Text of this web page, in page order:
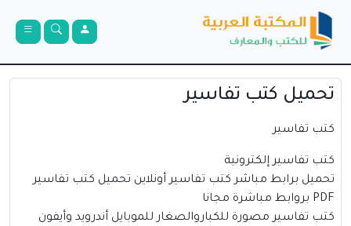
تحميل كتب تفاسير
كتب تفاسير
كتب تفاسير إلكترونية
تحميل برابط مباشر كتب تفاسير أونلاين تحميل كتب تفاسير
PDF بروابط مباشرة مجانا
كتب تفاسير مصورة للكباروالصغار للموبايل أندرويد وأيفون